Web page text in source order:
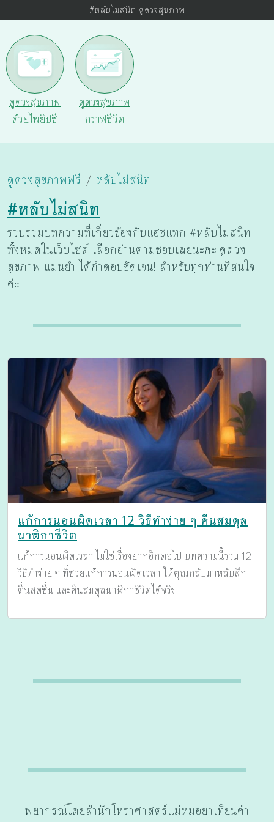
#หลับไม่สนิท ดูดวงสุขภาพ
ดูดวงสุขภาพ
ด้วยไพ่ยิปซี
ดูดวงสุขภาพ
กราฟชีวิต
ดูดวงสุขภาพฟรี หลับไม่สนิท
#หลับไม่สนิท
รวบรวมบทความที่เกี่ยวข้องกับแฮชแทก #หลับไม่สนิท
ทั้งหมดในเว็บไซต์ เลือกอ่านตามชอบเลยนะคะ ดูดวง
สุขภาพ แม่นยำ ได้คำตอบชัดเจน! สำหรับทุกท่านที่สนใจ
ค่ะ
แก้การนอนผิดเวลา 12 วิธีทำง่าย ๆ คืนสมดุล
นาฬิกาชีวิต
แก้การนอนผิดเวลา ไม่ใช่เรื่องยากอีกต่อไป บทความนี้รวม 12
วิธีทำง่าย ๆ ที่ช่วยแก้การนอนผิดเวลา ให้คุณกลับมาหลับลึก
ตื่นสดชื่น และคืนสมดุลนาฬิกาชีวิตได้จริง
พยากรณ์โดยสำนักโหราศาสตร์แม่หมอยาเทียนคำ